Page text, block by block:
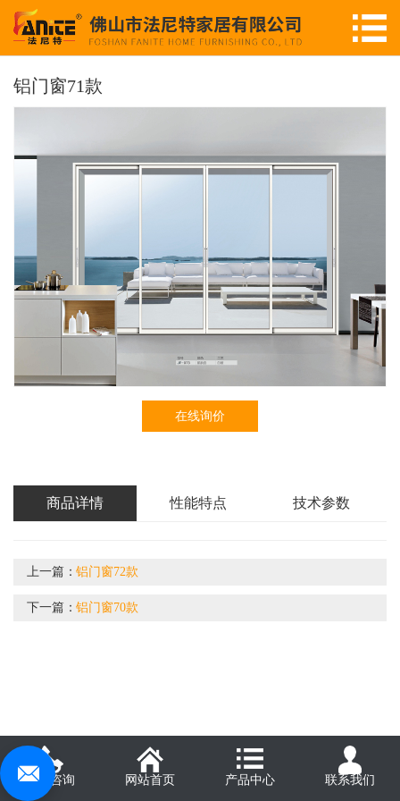
铝门窗71款
在线询价
商品详情 性能特点 技术参数
上一篇：铝门窗72款
下一篇：铝门窗70款
电话咨询 网站首页 产品中心 联系我们